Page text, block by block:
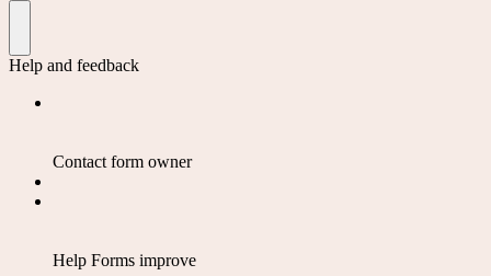
Help and feedback
Contact form owner
Help Forms improve